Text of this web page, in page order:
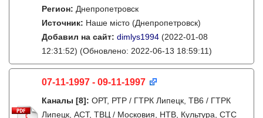
Регион: Днепропетровск
Источник: Наше місто (Днепропетровск)
Добавил на сайт: dimlys1994 (2022-01-08
12:31:52) (Обновлено: 2022-06-13 18:59:11)
07-11-1997 - 09-11-1997
Каналы [8]: ОРТ, РТР / ГТРК Липецк, ТВ6 / ГТРК
Липецк, АСТ, ТВЦ / Московия, НТВ, Культура, СТС